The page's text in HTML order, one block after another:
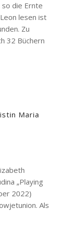
so die Ernte
lesen ist
Zu
32 Büchern
Maria
„Playing
2022)
Als